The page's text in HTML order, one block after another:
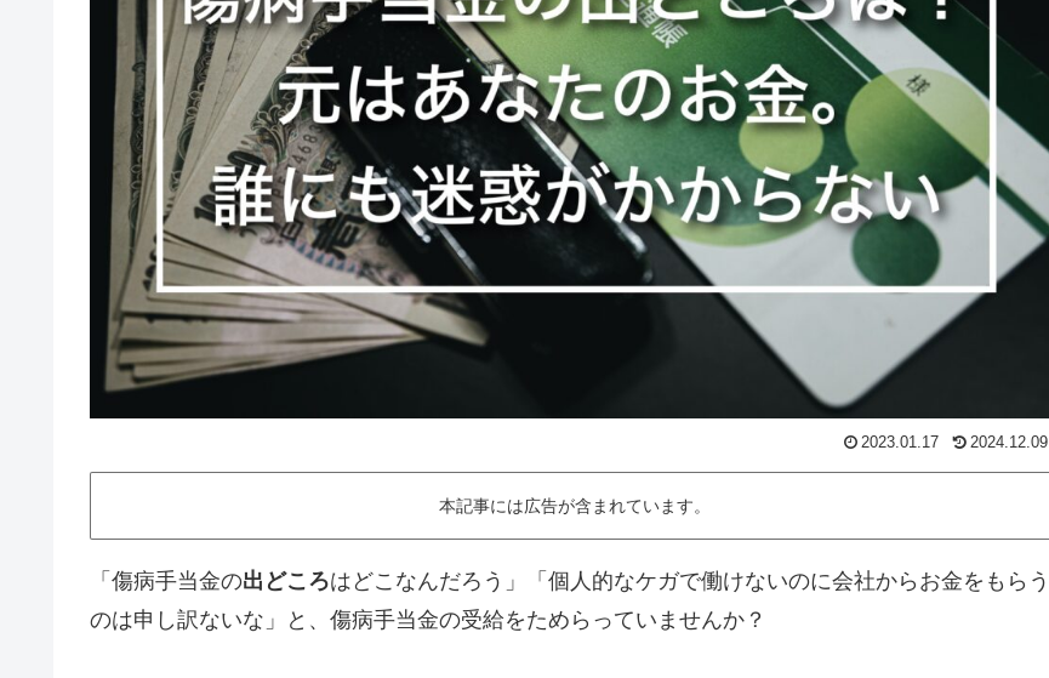
2023.01.17 2024.12.09
本記事には広告が含まれています。
「傷病手当金の出どころはどこなんだろう」「個人的なケガで働けないのに会社からお金をもらう
のは申し訳ないな」と、傷病手当金の受給をためらっていませんか？